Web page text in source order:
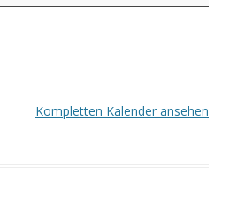
Kompletten Kalender ansehen